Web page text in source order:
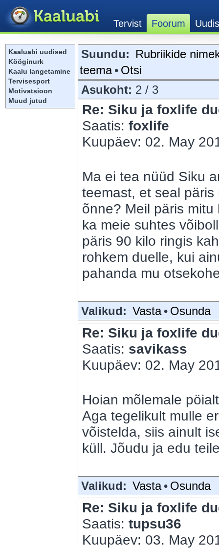
Kaaluabi uudised
Kööginurk
Kaalu langetamine
Tervisesport
Motivatsioon
Muud jutud
Suundu: Rubriikide
teema • Otsi
Asukoht: 2 / 3
Re: Siku ja foxlife
Saatis: foxlife
Kuupäev: 02. May
Ma ei tea nüüd Siku
teemast, et seal
õnne? Meil päris
ka meie suhtes
päris 90 kilo ringis
rohkem duelle, kui
pahanda mu
Valikud: Vasta • Osunda
Re: Siku ja foxlife
Saatis: savikass
Kuupäev: 02. May
Hoian mõlemale
Aga tegelikult mulle
võistelda, siis ainult
küll. Jõudu ja edu
Valikud: Vasta • Osunda
Re: Siku ja foxlife
Saatis: tupsu36
Kuupäev: 03. May